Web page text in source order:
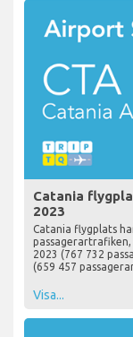
Catania
2023
Catania flygplats
2023 (767 732
(659 457
Visa...